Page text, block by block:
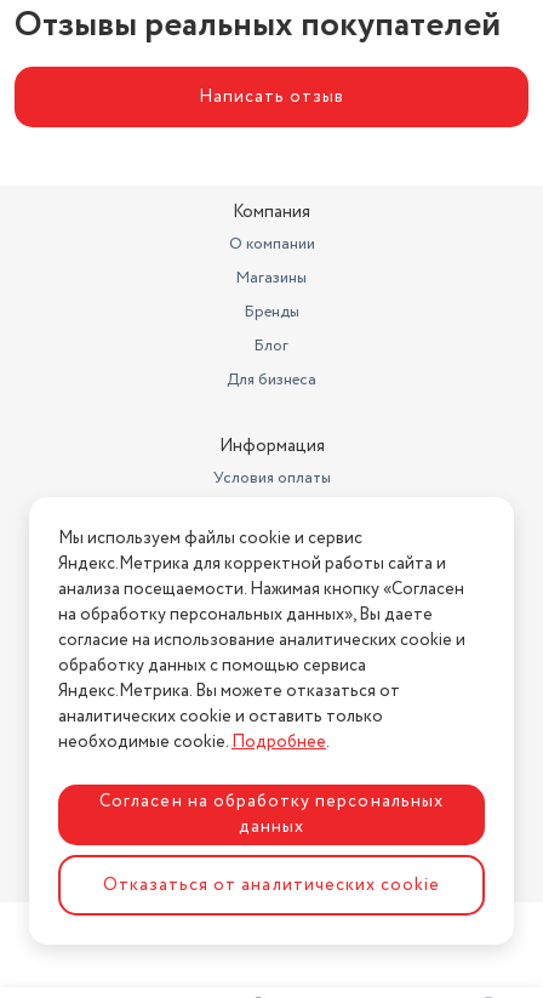
Отзывы реальных покупателей
Написать отзыв
Компания
О компании
Магазины
Бренды
Блог
Для бизнеса
Информация
Условия оплаты
Условия возврата
Нашли ошибку на сайте? Напишите нам
2026 © Интернет-магазин "АстМаркет". У нас есть всё!
Политика конфиденциальности
Разработка сайтаASTDESIGN
Мы используем файлы cookie и сервис
Яндекс.Метрика для корректной работы сайта и
анализа посещаемости. Нажимая кнопку «Согласен
на обработку персональных данных», Вы даете
согласие на использование аналитических cookie и
обработку данных с помощью сервиса
Яндекс.Метрика. Вы можете отказаться от
аналитических cookie и оставить только
необходимые cookie.Подробнее.
Согласен на обработку персональных
данных
Отказаться от аналитических cookie